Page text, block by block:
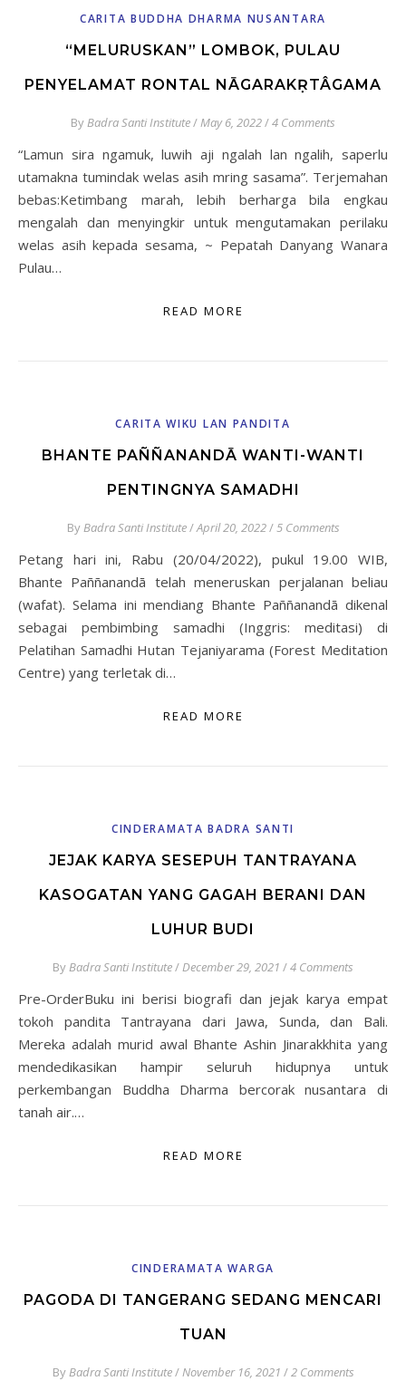
CARITA BUDDHA DHARMA NUSANTARA
“MELURUSKAN” LOMBOK, PULAU
PENYELAMAT RONTAL NĀGARAKṚTÂGAMA
ByBadra Santi Institute/May 6, 2022/4 Comments
“Lamun sira ngamuk, luwih aji ngalah lan ngalih, saperlu
utamakna tumindak welas asih mring sasama”. Terjemahan
bebas:Ketimbang marah, lebih berharga bila engkau
mengalah dan menyingkir untuk mengutamakan perilaku
welas asih kepada sesama, ~ Pepatah Danyang Wanara
Pulau…
READ MORE
CARITA WIKU LAN PANDITA
BHANTE PAÑÑANANDĀ WANTI-WANTI
PENTINGNYA SAMADHI
ByBadra Santi Institute/April 20, 2022/5 Comments
Petang hari ini, Rabu (20/04/2022), pukul 19.00 WIB,
Bhante Paññanandā telah meneruskan perjalanan beliau
(wafat). Selama ini mendiang Bhante Paññanandā dikenal
sebagai pembimbing samadhi (Inggris: meditasi) di
Pelatihan Samadhi Hutan Tejaniyarama (Forest Meditation
Centre) yang terletak di…
READ MORE
CINDERAMATA BADRA SANTI
JEJAK KARYA SESEPUH TANTRAYANA
KASOGATAN YANG GAGAH BERANI DAN
LUHUR BUDI
ByBadra Santi Institute/December 29, 2021 /4 Comments
Pre-OrderBuku ini berisi biografi dan jejak karya empat
tokoh pandita Tantrayana dari Jawa, Sunda, dan Bali.
Mereka adalah murid awal Bhante Ashin Jinarakkhita yang
mendedikasikan hampir seluruh hidupnya untuk
perkembangan Buddha Dharma bercorak nusantara di
tanah air.…
READ MORE
CINDERAMATA WARGA
PAGODA DI TANGERANG SEDANG MENCARI
TUAN
ByBadra Santi Institute/November 16, 2021 /2 Comments